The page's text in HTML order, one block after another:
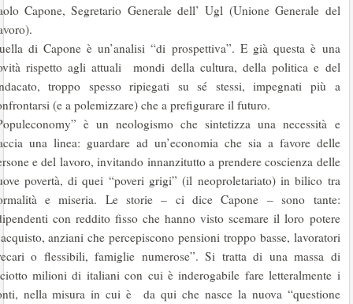
Capone, Segretario Generale dell’ Ugl (Unione Generale del
di Capone è un’analisi “di prospettiva”. E già questa è una
rispetto agli attuali mondi della cultura, della politica e del
troppo spesso ripiegati su sé stessi, impegnati più a
(e a polemizzare) che a prefigurare il futuro.
è un neologismo che sintetizza una necessità e
una linea: guardare ad un’economia che sia a favore delle
e del lavoro, invitando innanzitutto a prendere coscienza delle
povertà, di quei “poveri grigi” (il neoproletariato) in bilico tra
e miseria. Le storie – ci dice Capone – sono tante:
con reddito fisso che hanno visto scemare il loro potere
anziani che percepiscono pensioni troppo basse, lavoratori
o flessibili, famiglie numerose”. Si tratta di una massa di
milioni di italiani con cui è inderogabile fare letteralmente i
nella misura in cui è da qui che nasce la nuova “questione